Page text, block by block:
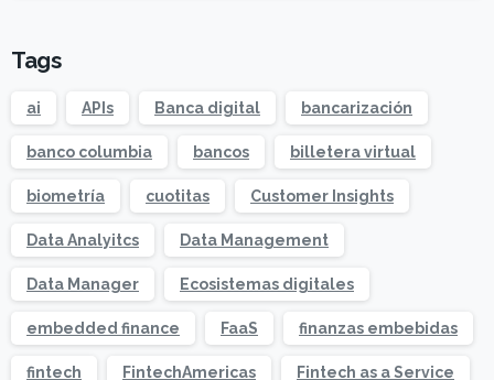
Tags
ai APIs Banca digital bancarización
banco columbia bancos billetera virtual
biometría cuotitas Customer Insights
Data Analyitcs Data Management
Data Manager Ecosistemas digitales
embedded finance FaaS finanzas embebidas
fintech FintechAmericas Fintech as a Service